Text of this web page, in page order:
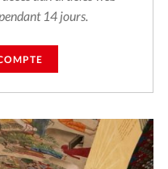
14 jours.